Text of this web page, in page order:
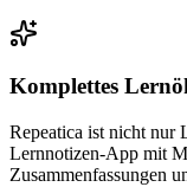
Komplettes
Repeatica ist nicht nur
Lernnotizen-App mit
Zusammenfassungen